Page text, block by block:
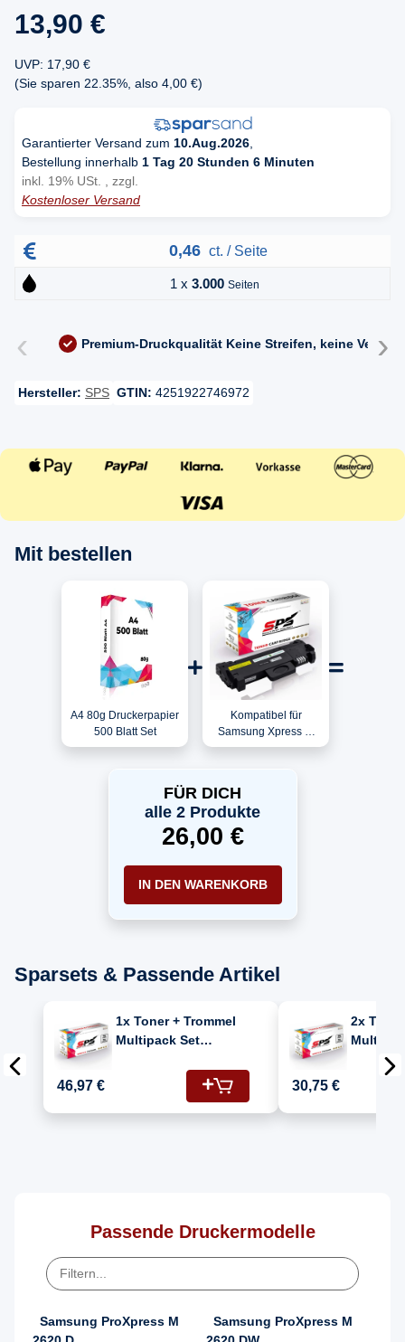
13,90 €
UVP: 17,90 €
(Sie sparen 22.35% , also 4,00 €)
Garantierter Versand zum 10.Aug.2026
Bestellung innerhalb 1 Tag 20 Stunden 6 Minuten
inkl. 19% USt. , zzgl.
Kostenloser Versand
0,46 ct. / Seite
1 x 3.000 Seiten
‹ Premium-Druckqualität Keine Streifen, keine ›
Hersteller: SPS GTIN: 4251922746972
Mit bestellen
A4 80g Druckerpapier
500 Blatt Set
Kompatibel für
Samsung Xpress M
2825 DW (SL-
Toner Schwarz
FÜR DICH
alle 2 Produkte
26,00 €
IN DEN WARENKORB
Sparsets & Passende Artikel
1x Toner + Trommel
Multipack Set
Samsung Xpress M
2825 DW (MLT-
R116/ELS/SEE, MLT-
46,97 €
2x
R116/
30,75 €
Passende Druckermodelle
Samsung ProXpress M
Samsung ProXpress M